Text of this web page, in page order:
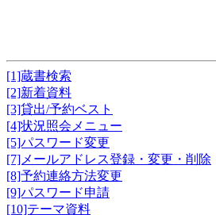
[1]蔵書検索
[2]新着資料
[3]貸出/予約ベスト
[4]状況照会メニュー
[5]パスワード変更
[7]メールアドレス登録・変更・削除
[8]予約連絡方法変更
[9]パスワード申請
[10]テーマ資料